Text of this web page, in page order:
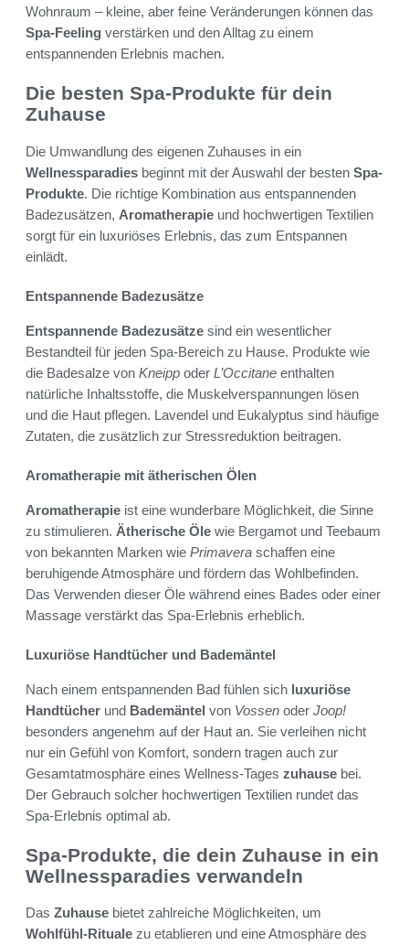
Wohnraum – kleine, aber feine Veränderungen können das
Spa-Feeling verstärken und den Alltag zu einem
entspannenden Erlebnis machen.
Die besten Spa-Produkte für dein
Zuhause
Die Umwandlung des eigenen Zuhauses in ein
Wellnessparadies beginnt mit der Auswahl der besten Spa-
Produkte. Die richtige Kombination aus entspannenden
Badezusätzen, Aromatherapie und hochwertigen Textilien
sorgt für ein luxuriöses Erlebnis, das zum Entspannen
einlädt.
Entspannende Badezusätze
Entspannende Badezusätze sind ein wesentlicher
Bestandteil für jeden Spa-Bereich zu Hause. Produkte wie
die Badesalze von Kneipp oder L’Occitane enthalten
natürliche Inhaltsstoffe, die Muskelverspannungen lösen
und die Haut pflegen. Lavendel und Eukalyptus sind häufige
Zutaten, die zusätzlich zur Stressreduktion beitragen.
Aromatherapie mit ätherischen Ölen
Aromatherapie ist eine wunderbare Möglichkeit, die Sinne
zu stimulieren. Ätherische Öle wie Bergamot und Teebaum
von bekannten Marken wie Primavera schaffen eine
beruhigende Atmosphäre und fördern das Wohlbefinden.
Das Verwenden dieser Öle während eines Bades oder einer
Massage verstärkt das Spa-Erlebnis erheblich.
Luxuriöse Handtücher und Bademäntel
Nach einem entspannenden Bad fühlen sich luxuriöse
Handtücher und Bademäntel von Vossen oder Joop!
besonders angenehm auf der Haut an. Sie verleihen nicht
nur ein Gefühl von Komfort, sondern tragen auch zur
Gesamtatmosphäre eines Wellness-Tages zuhause bei.
Der Gebrauch solcher hochwertigen Textilien rundet das
Spa-Erlebnis optimal ab.
Spa-Produkte, die dein Zuhause in ein
Wellnessparadies verwandeln
Das Zuhause bietet zahlreiche Möglichkeiten, um
Wohlfühl-Rituale zu etablieren und eine Atmosphäre des